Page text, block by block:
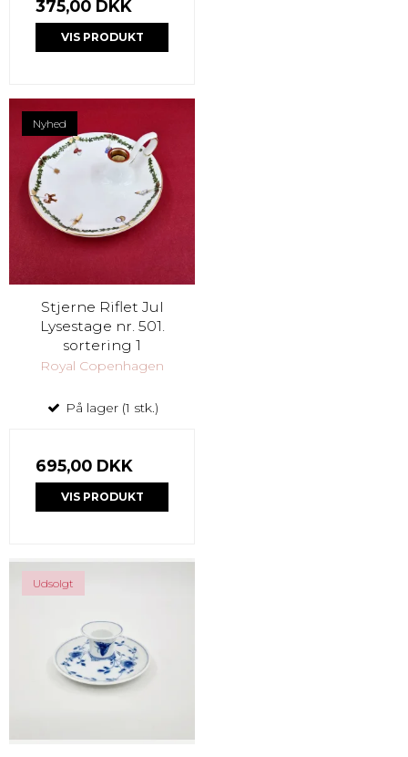
375,00 DKK
VIS PRODUKT
Nyhed
Stjerne Riflet Jul
Lysestage nr. 501.
sortering 1
Royal Copenhagen
På lager (1 stk.)
695,00 DKK
VIS PRODUKT
Udsolgt